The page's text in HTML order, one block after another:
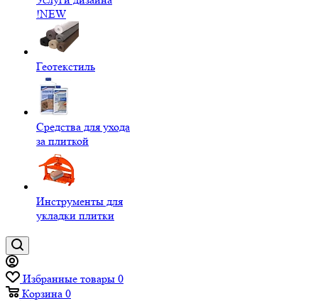
!NEW
Геотекстиль
Средства для ухода
за плиткой
Инструменты для
укладки плитки
Избранные товары 0
Корзина 0